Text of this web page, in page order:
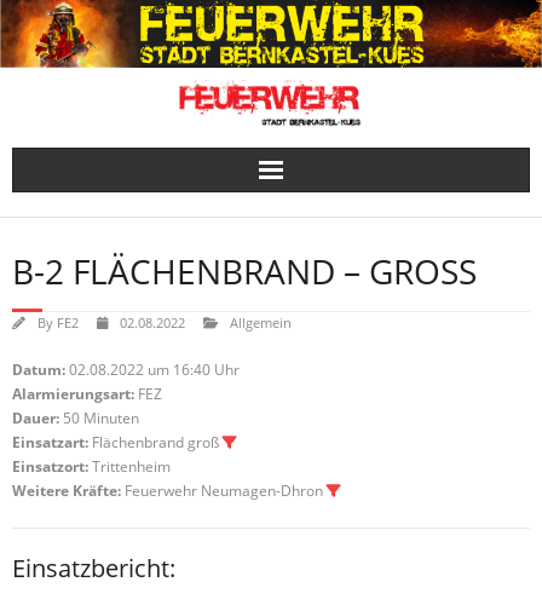
Skip
to
content
B-2 FLÄCHENBRAND – GROSS
By FE2 02.08.2022 Allgemein
Datum:02.08.2022 um 16:40 Uhr
Alarmierungsart: FEZ
Dauer: 50 Minuten
Einsatzart: Flächenbrand groß
Einsatzort:Trittenheim
Weitere Kräfte: Feuerwehr Neumagen-Dhron
Einsatzbericht: